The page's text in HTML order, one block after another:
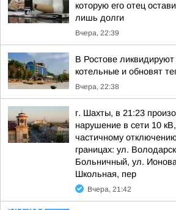
которую его отец
лишь долги
Вчера, 22:39
В Ростове
котельные и обновят
Вчера, 22:38
г. Шахты, в 21:23
нарушение в сети 10
частичному
границах: ул.
Больничный, ул.
Школьная, пер
Вчера, 21:42